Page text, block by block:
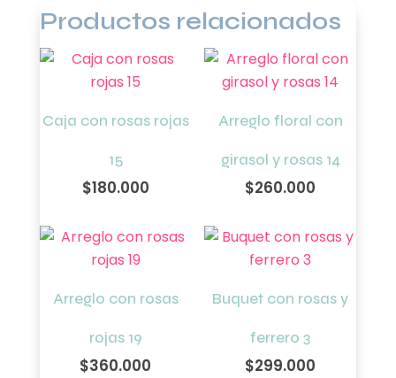
Productos relacionados
Caja con rosas rojas
15
$180.000
Arreglo floral con
girasol y rosas 14
$260.000
Arreglo con rosas
rojas 19
$360.000
Buquet con rosas y
ferrero 3
$299.000